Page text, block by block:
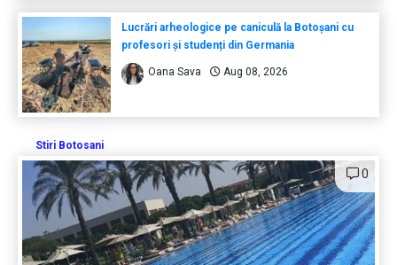
Lucrări arheologice pe caniculă la Botoșani cu
profesori și studenți din Germania
Oana Sava Aug 08, 2026
Stiri Botosani
0